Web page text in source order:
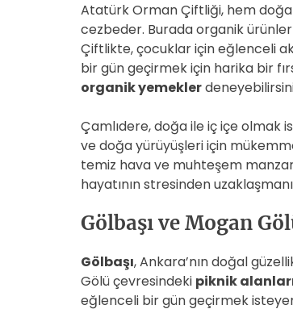
Atatürk Orman Çiftliği, hem
cezbeder. Burada organik
Çiftlikte, çocuklar için eğlenceli
bir gün geçirmek için harika bir
organik yemekler
Çamlıdere, doğa ile iç içe olmak
ve doğa yürüyüşleri için
temiz hava ve muhteşem
hayatının stresinden
Gölbaşı ve Mogan
Gölbaşı, Ankara’nın doğal
Gölü çevresindeki piknik
eğlenceli bir gün geçirmek